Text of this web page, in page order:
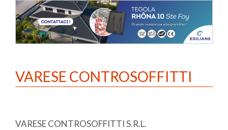
VARESE CONTROSOFFITTI
VARESE CONTROSOFFITTI S.R.L.